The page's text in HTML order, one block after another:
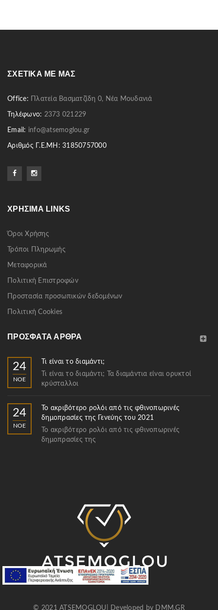
ΣΧΕΤΙΚΆ ΜΕ ΜΑΣ
Office: Πλατεία Βασματζίδη 0, Νέα Μουδανιά
Τηλέφωνο: 2373 021229
Email: info@atsemoglou.gr
Αριθμός Γ.Ε.ΜΗ: 31850757000
ΧΡΉΣΙΜΑ LINKS
Όροι Χρήσης
Τρόποι Πληρωμής
Μεταφορικά
Πολιτική Επιστροφών
Προστασία προσωπικών δεδομένων
Πολιτική Cookies
ΠΡΌΣΦΑΤΑ ΆΡΘΡΑ
24
ΝΟΈ
Τι είναι το διαμάντι;
Τι είναι το διαμάντι; Τα διαμάντια είναι ορυκτοί
κρύσταλλοι
24
ΝΟΈ
Το ακριβότερο ρολόι από τις φθινοπωρινές
δημοπρασίες της Γενεύης του 2021
Το ακριβότερο ρολόι από τις φθινοπωρινές
δημοπρασίες της
© 2021 ATSEMOGLOU| Developed by DMM.GR